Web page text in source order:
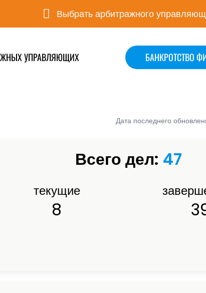
Выбрать арбитражного
УПРАВЛЯЮЩИХ БАНКРОТСТВО
Дата последнего
Всего дел: 47
текущие
8